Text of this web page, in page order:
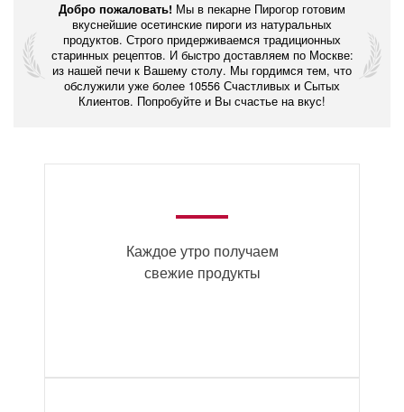
Добро пожаловать! Мы в пекарне Пирогор готовим
вкуснейшие осетинские пироги из натуральных
продуктов. Строго придерживаемся традиционных
старинных рецептов. И быстро доставляем по Москве:
из нашей печи к Вашему столу. Мы гордимся тем, что
обслужили уже более 10556 Счастливых и Сытых
Клиентов. Попробуйте и Вы счастье на вкус!
Каждое утро получаем
свежие продукты